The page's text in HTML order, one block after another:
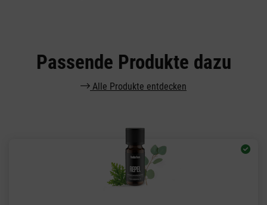
Passende Produkte dazu
Alle Produkte entdecken